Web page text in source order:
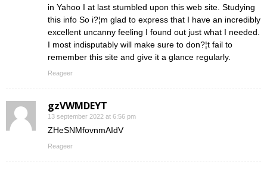
in Yahoo I at last stumbled upon this web site. Studying
this info So i?¦m glad to express that I have an incredibly
excellent uncanny feeling I found out just what I needed.
I most indisputably will make sure to don?¦t fail to
remember this site and give it a glance regularly.
Reageer
gzVWMDEYT
13 september 2022 at 6:56 pm
ZHeSNMfovnmAIdV
Reageer